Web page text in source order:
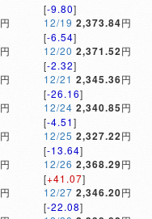
円
円
円
円
円
円
円
[-9.80]
12/19 2,373.84円
[-6.54]
12/20 2,371.52円
[-2.32]
12/21 2,345.36円
[-26.16]
12/24 2,340.85円
[-4.51]
12/25 2,327.22円
[-13.64]
12/26 2,368.29円
[+41.07]
12/27 2,346.20円
[-22.08]